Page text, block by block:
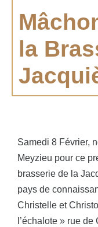
la
Samedi 8 Février,
Meyzieu pour ce
brasserie de la
pays de
Christelle et
l’échalote » rue